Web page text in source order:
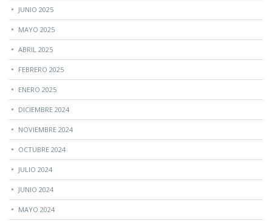
JUNIO 2025
MAYO 2025
ABRIL 2025
FEBRERO 2025
ENERO 2025
DICIEMBRE 2024
NOVIEMBRE 2024
OCTUBRE 2024
JULIO 2024
JUNIO 2024
MAYO 2024